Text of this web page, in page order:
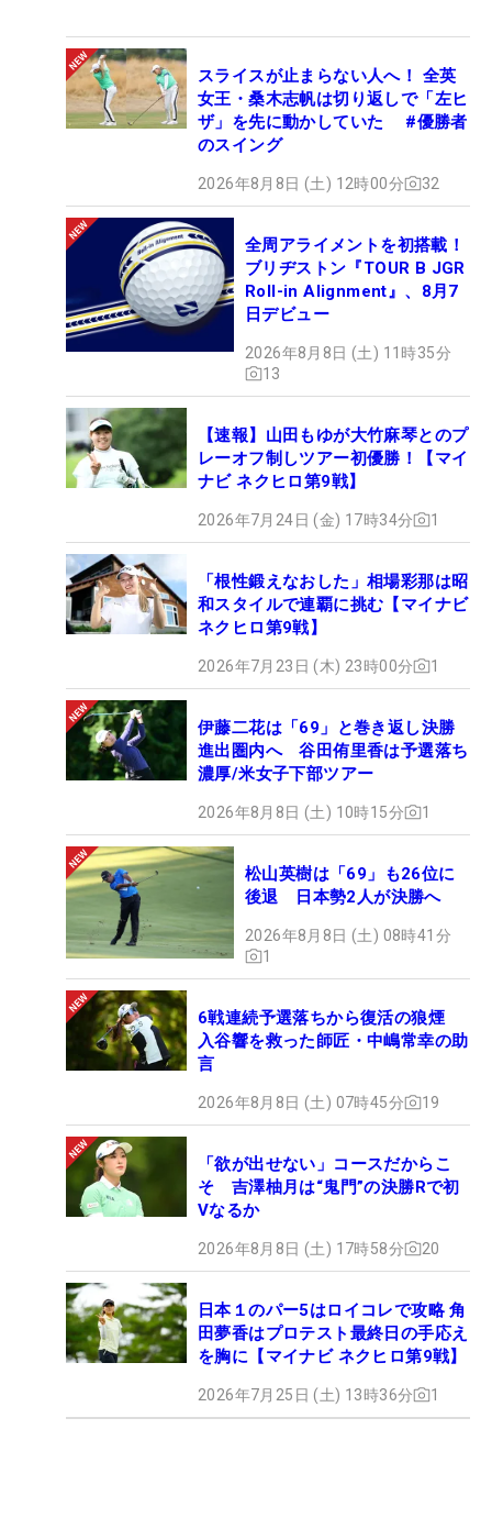
スライスが止まらない人へ！ 全英
女王・桑木志帆は切り返しで「左ヒ
ザ」を先に動かしていた #優勝者
のスイング
2026年8月8日 (土) 12時00分 32
全周アライメントを初搭載！
ブリヂストン『TOUR B JGR
Roll-in Alignment』、8月7
日デビュー
2026年8月8日 (土) 11時35分
13
【速報】山田もゆが大竹麻琴とのプ
レーオフ制しツアー初優勝！【マイ
ナビ ネクヒロ第9戦】
2026年7月24日 (金) 17時34分 1
「根性鍛えなおした」相場彩那は昭
和スタイルで連覇に挑む【マイナビ
ネクヒロ第9戦】
2026年7月23日 (木) 23時00分 1
伊藤二花は「69」と巻き返し決勝
進出圏内へ 谷田侑里香は予選落ち
濃厚/米女子下部ツアー
2026年8月8日 (土) 10時15分 1
松山英樹は「69」も26位に
後退 日本勢2人が決勝へ
2026年8月8日 (土) 08時41分
1
6戦連続予選落ちから復活の狼煙
入谷響を救った師匠・中嶋常幸の助
言
2026年8月8日 (土) 07時45分 19
「欲が出せない」コースだからこ
そ 吉澤柚月は“鬼門”の決勝Rで初
Vなるか
2026年8月8日 (土) 17時58分 20
日本１のパー5はロイコレで攻略 角
田夢香はプロテスト最終日の手応え
を胸に【マイナビ ネクヒロ第9戦】
2026年7月25日 (土) 13時36分 1